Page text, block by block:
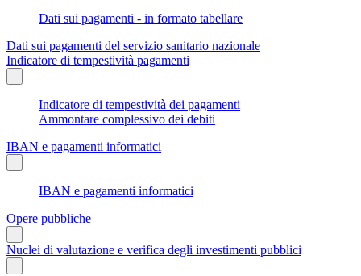
Dati sui pagamenti - in formato tabellare
Dati sui pagamenti del servizio sanitario nazionale
Indicatore di tempestività pagamenti
Indicatore di tempestività dei pagamenti
Ammontare complessivo dei debiti
IBAN e pagamenti informatici
IBAN e pagamenti informatici
Opere pubbliche
Nuclei di valutazione e verifica degli investimenti pubblici